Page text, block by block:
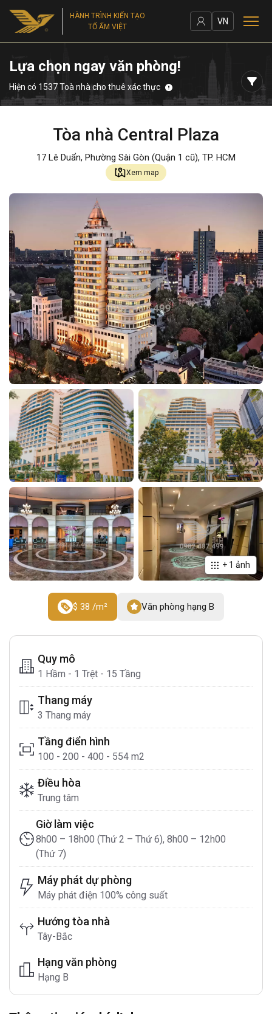
HÀNH TRÌNH KIẾN TẠO
TỔ ẤM VIỆT
VN
Lựa chọn ngay văn phòng!
Hiện có 1537 Toà nhà cho thuê xác thực
Tòa nhà Central Plaza
17 Lê Duẩn, Phường Sài Gòn (Quận 1 cũ), TP. HCM
Xem map
+ 1 ảnh
$ 38 /m² Văn phòng hạng B
Quy mô
1 Hầm - 1 Trệt - 15 Tầng
Thang máy
3 Thang máy
Tầng điển hình
100 - 200 - 400 - 554 m2
Điều hòa
Trung tâm
Giờ làm việc
8h00 – 18h00 (Thứ 2 – Thứ 6), 8h00 – 12h00
(Thứ 7)
Máy phát dự phòng
Máy phát điện 100% công suất
Hướng tòa nhà
Tây-Bắc
Hạng văn phòng
Hạng B